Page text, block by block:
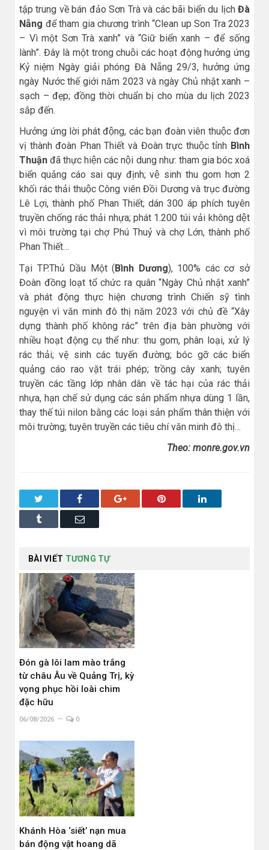
tập trung về bán đảo Sơn Trà và các bãi biển du lịch Đà
Nẵng để tham gia chương trình “Clean up Son Tra 2023
– Vì một Sơn Trà xanh” và “Giữ biển xanh – để sống
lành”. Đây là một trong chuỗi các hoạt động hưởng ứng
Kỷ niệm Ngày giải phóng Đà Nẵng 29/3, hưởng ứng
ngày Nước thế giới năm 2023 và ngày Chủ nhật xanh –
sạch – đẹp; đồng thời chuẩn bị cho mùa du lịch 2023
sắp đến.
Hưởng ứng lời phát động, các bạn đoàn viên thuộc đơn
vị thành đoàn Phan Thiết và Đoàn trực thuộc tỉnh Bình
Thuận đã thực hiện các nội dung như: tham gia bóc xoá
biển quảng cáo sai quy định; vệ sinh thu gom hơn 2
khối rác thải thuộc Công viên Đồi Dương và trục đường
Lê Lợi, thành phố Phan Thiết; dán 300 áp phích tuyên
truyền chống rác thải nhựa; phát 1.200 túi vải không dệt
vì môi trường tại chợ Phú Thuỷ và chợ Lớn, thành phố
Phan Thiết…
Tại TP.Thủ Dầu Một (Bình Dương), 100% các cơ sở
Đoàn đồng loạt tổ chức ra quân “Ngày Chủ nhật xanh”
và phát động thực hiện chương trình Chiến sỹ tình
nguyện vì văn minh đô thị năm 2023 với chủ đề “Xây
dựng thành phố không rác” trên địa bàn phường với
nhiều hoạt động cụ thể như: thu gom, phân loại, xử lý
rác thải; vệ sinh các tuyến đường; bóc gỡ các biển
quảng cáo rao vặt trái phép; trồng cây xanh; tuyên
truyền các tầng lớp nhân dân về tác hại của rác thải
nhựa, hạn chế sử dụng các sản phẩm nhựa dùng 1 lần,
thay thế túi nilon bằng các loại sản phẩm thân thiện với
môi trường; tuyên truyền các tiêu chí văn minh đô thị…
Theo: monre.gov.vn
Facebook Google+ Pinterest LinkedIn
Tumblr Email
BÀI VIẾT TƯƠNG TỰ
Đón gà lôi lam mào trắng
từ châu Âu về Quảng Trị, kỳ
vọng phục hồi loài chim
đặc hữu
06/08/2026 0
Khánh Hòa ‘siết’ nạn mua
bán động vật hoang dã